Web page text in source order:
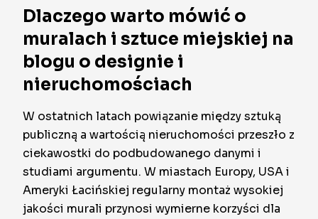
Dlaczego warto mówić o
muralach i sztuce miejskiej na
blogu o designie i
nieruchomościach
W ostatnich latach powiązanie między sztuką
publiczną a wartością nieruchomości przeszło z
ciekawostki do podbudowanego danymi i
studiami argumentu. W miastach Europy, USA i
Ameryki Łacińskiej regularny montaż wysokiej
jakości murali przynosi wymierne korzyści dla